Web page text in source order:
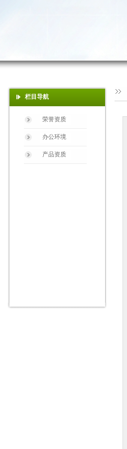
栏目导航
荣誉资质
办公环境
产品资质